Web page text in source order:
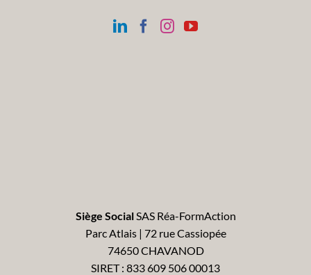
Siège SocialSAS Réa-FormAction
Parc Atlais | 72 rue Cassiopée
74650 CHAVANOD
SIRET : 833 609 506 00013